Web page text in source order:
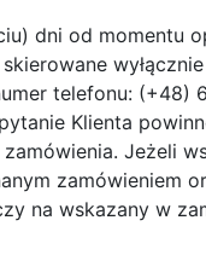
dni od momentu
telefonu: (+48)
Klienta
Jeżeli
zamówieniem
na wskazany w